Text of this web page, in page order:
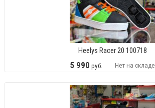
Heelys Racer 20 100718
5 990 руб. Нет на складе